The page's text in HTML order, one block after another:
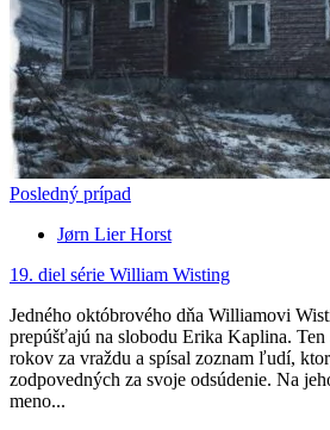
Posledný prípad
Jørn Lier Horst
19. diel série William Wisting
Jedného októbrového dňa Williamovi
prepúšťajú na slobodu Erika Kaplina. Ten
rokov za vraždu a spísal zoznam ľudí,
zodpovedných za svoje odsúdenie. Na
meno...